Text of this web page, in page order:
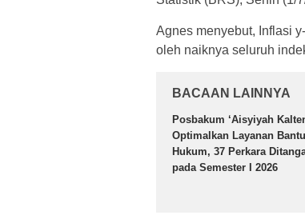
Agnes menyebut, Inflasi
oleh naiknya seluruh
BACAAN LAINNYA
Posbakum ‘Aisyiyah
Optimalkan Layanan
Hukum, 37 Perkara
pada Semester I 2026